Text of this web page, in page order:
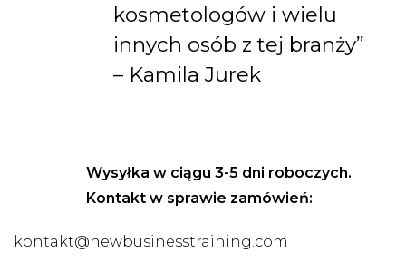
kosmetologów i wielu
innych osób z tej branży”
– Kamila Jurek
Wysyłka w ciągu 3-5 dni roboczych.
Kontakt w sprawie zamówień:
kontakt@newbusinesstraining.com